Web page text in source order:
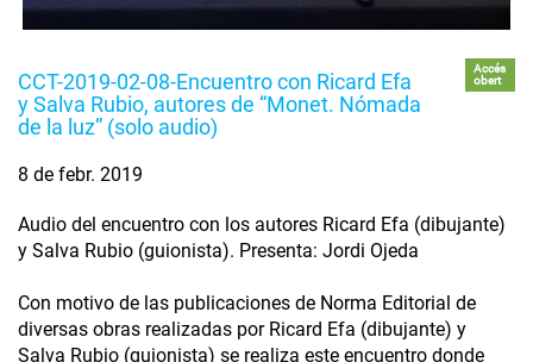
CCT-2019-02-08-Encuentro con Ricard Efa
y Salva Rubio, autores de “Monet. Nómada
de la luz” (solo audio)
Accés
obert
8 de febr. 2019
Audio del encuentro con los autores Ricard Efa (dibujante)
y Salva Rubio (guionista). Presenta: Jordi Ojeda
Con motivo de las publicaciones de Norma Editorial de
diversas obras realizadas por Ricard Efa (dibujante) y
Salva Rubio (guionista) se realiza este encuentro donde